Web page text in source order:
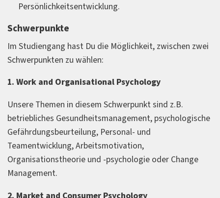
Persönlichkeitsentwicklung.
Schwerpunkte
Im Studiengang hast Du die Möglichkeit, zwischen zwei
Schwerpunkten zu wählen:
1. Work and Organisational Psychology
Unsere Themen in diesem Schwerpunkt sind z.B.
betriebliches Gesundheitsmanagement, psychologische
Gefährdungsbeurteilung, Personal- und
Teamentwicklung, Arbeitsmotivation,
Organisationstheorie und -psychologie oder Change
Management.